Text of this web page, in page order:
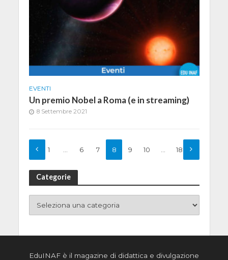
EVENTI
Un premio Nobel a Roma (e in streaming)
8 Settembre 2021
1 6 7 8 9 10 18
Categorie
EduINAF è il magazine di didattica e divulgazione